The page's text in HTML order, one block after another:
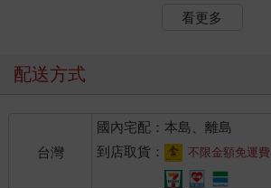
北角的邊陲地帶，相當於中國地圖上的北大
誌趕寫小說。屋後那一頃廣袤的稻田，充當
──能想像得出台北也曾擁有過這麼多美麗
麻雀也找不到了，大概都讓噪音嚇跑了吧。
看更多
配送方式
台灣
國內宅配：本島、離島
到店取貨：
不限金額免運費